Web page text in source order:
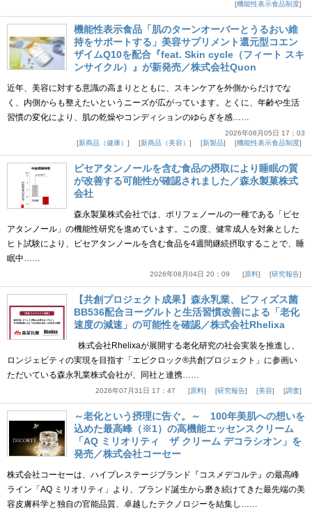
機能性表示食品制度
機能性表示食品「肌のターンオーバーとうるおい維
持をサポートする」美容サプリメント還元型コエン
ザイムQ10を配合『feat. Skin cycle（フィート スキ
ンサイクル）』が新発売／株式会社Quon
近年、美容に対する意識の高まりとともに、スキンケアを外側からだけでな
く、内側からも整えたいというニーズが広がっています。とくに、年齢や生活
習慣の変化により、肌の乾燥やコンディションのゆらぎを感……
2026年08月05日 17：03
新商品（健康）
新商品（美容） 新製品 機能性表示食品制度
ピセアタンノールを含む食品の摂取により睡眠の質
が改善する可能性が確認されました／森永製菓株式
会社
森永製菓株式会社では、ポリフェノールの一種である「ピセ
アタンノール」の機能性研究を進めています。この度、健常成人を対象とした
ヒト試験により、ピセアタンノールを含む食品を4週間継続摂取することで、睡
眠中……
2026年08月04日 20：09 原料 研究報告
【共創プロジェクト成果】森永乳業、ビフィズス菌
BB536配合ヨーグルトと生活習慣改善による「老化
速度の減速」の可能性を確認／株式会社Rhelixa
株式会社Rhelixaが展開する老化研究の社会実装を推進し、
ロンジェビティの実現を目指す「エピクロック®共創プロジェクト」に参画い
ただいている森永乳業株式会社が、同社と連携……
2026年07月31日 17：47 原料 研究報告 美容 調査
～老化という摂理に告ぐ。～ 100年美肌への想いを
込めた最高峰（※1）の高機能エッセンスクリーム
「AQ ミリオリティ ザ クリーム デコラシオン」を
発売／株式会社コーセー
株式会社コーセーは、ハイプレステージブランド『コスメデコルテ』の最高峰
ライン「AQ ミリオリティ」より、ブランド誕生から磨き続けてきた最先端の美
容皮膚科学と独自の官能品質、卓越したテクノロジーを結集し……